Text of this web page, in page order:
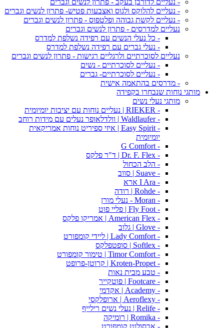
- נעליים לדורבן בעקב - פתרון לנשים וגברים
- נעליים להלוקס ולגוס ואצבעות פטיש- פתרון לנשים וגברים
- נעליים לקשת גבוהה ופלטפוס - פתרון לנשים וגברים
נעליים למדרסים - פתרון לנשים וגברים
- כל נעלי הנשים עם רפידה נשלפת למדרס
- נעלי גברים עם רפידה נשלפת למדרס
נעליים לסוכרתיים ולרגליים רגישות - פתרון לנשים וגברים
- נעליים לסוכרתיים - נשים
- נעליים לסוכרתיים- גברים
- מדרסים בהתאמה אישית
מותגי נוחות שנבחרו בקפידה
מותגי נעלי נשים
- RIEKER | נעליים נוחות עם יציבות יומיומית
- Waldlaufer | וולדלאופר נעלים עם מידות רוחב
- Easy Spirit | איזי ספיריט נוחות אמריקאית
יומיומית
- G Comfort
- Dr. F. Flex | ד"ר פלקס
- הלב הכחול
- Suave | סווב
- I Ara ארא
- Rohde | רודה
- Moran - נעלי מורן
- Fly Foot | פליי פוט
- American Flex | אמריקו פלקס
- Glove | גלוב
- Lady Comfort | ליידי קומפורט
- Softlex | סופטפלקס
- Timor Comfort | טימור קומפורט
- Kroten-Propet | קרוטן-פרופט
- טבע מבית נאות
- Footcare | פוטקייר
- Academy | אקדמי
- Aeroflexy | ארופלקסי
- Relife | נעלי נשים רילייף
- Romika | רומיקה
- אבסולוט קומפורט